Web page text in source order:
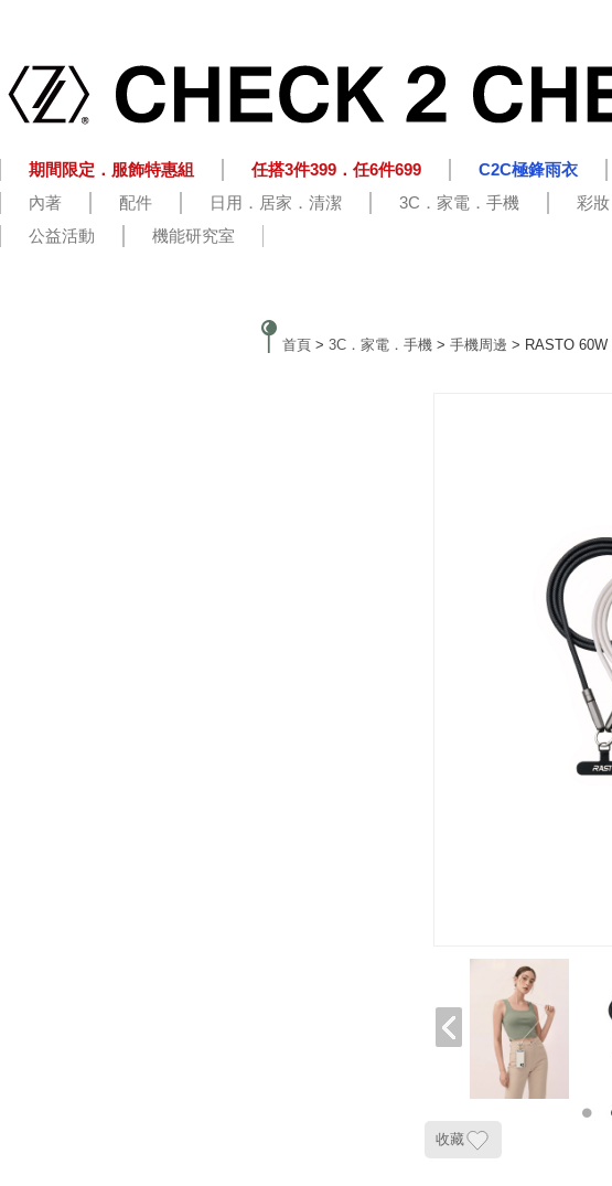
期間限定．服飾特惠組 任搭3件399．任6件699 C2C極鋒雨衣
內著
配件 日用．居家．清潔 3C．家電．手機 彩
公益活動
機能研究室
首頁 > 3C．家電．手機 > 手機周邊 > RASTO 60W
收藏